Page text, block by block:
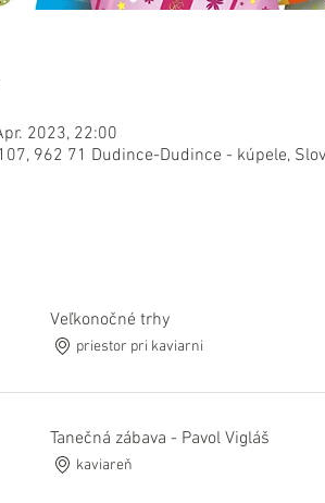
2023, 22:00
962 71 Dudince-Dudince - kúpele,
Veľkonočné trhy
priestor pri kaviarni
Tanečná zábava - Pavol Vigláš
kaviareň